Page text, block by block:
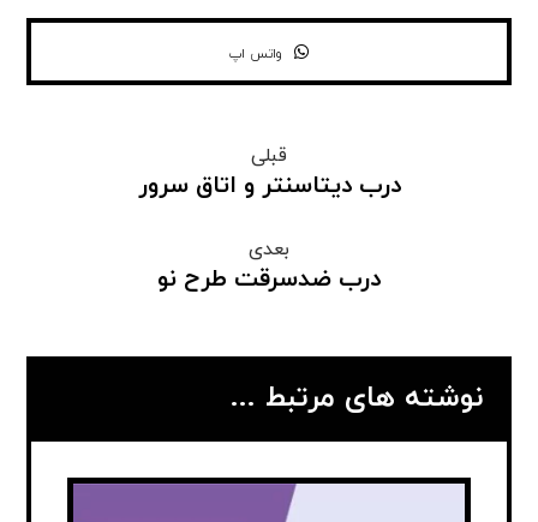
واتس اپ
قبلی
درب دیتاسنتر و اتاق سرور
بعدی
درب ضدسرقت طرح نو
نوشته های مرتبط ...